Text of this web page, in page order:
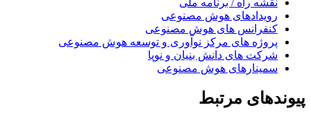
رویدادهای هوش مصنوعی
کنفرانس های هوش مصنوعی
پروژه های مرکز نوآوری و توسعه هوش مصنوعی
شرکت های دانش بنیان و نوپا
سمینارهای هوش مصنوعی
پیوندهای مرتبط